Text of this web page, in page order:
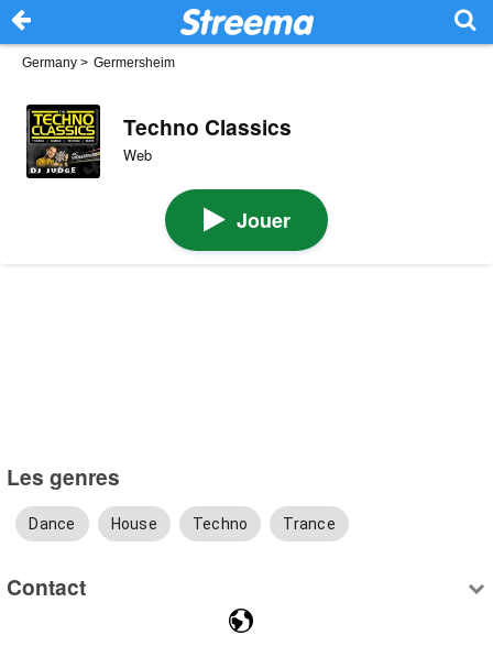
Germany > Germersheim
Techno Classics
Web
Jouer
Les genres
Dance House Techno Trance
Contact